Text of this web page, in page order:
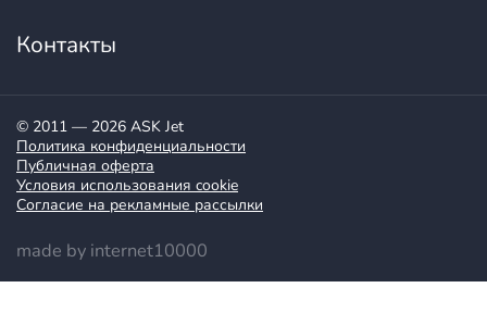
Контакты
© 2011 — 2026 ASK Jet
Политика конфиденциальности
Публичная оферта
Условия использования cookie
Согласие на рекламные рассылки
made by internet10000